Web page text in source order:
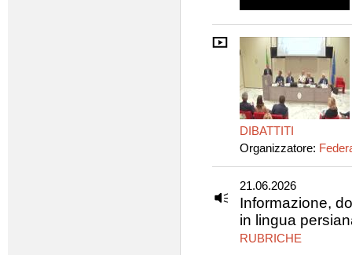
DIBATTITI
Organizzatore:
21.06.2026
Informazione,
in lingua
RUBRICHE